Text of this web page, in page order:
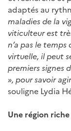
adaptés au
maladies de la
viticulteur est
n’a pas le
virtuelle, il peut
premiers signes
», pour savoir
souligne Lydia
Une région